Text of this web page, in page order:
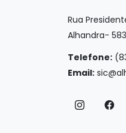
Rua
Alhandra-
Telefone:
Email: